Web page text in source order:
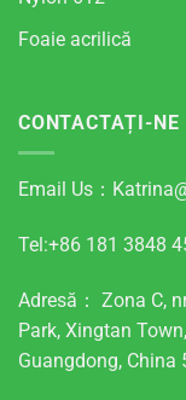
Foaie acrilică
CONTACTAȚI-NE
Email Us：
Tel:+86 181 3848
Adresă： Zona C,
Park, Xingtan
Guangdong, China